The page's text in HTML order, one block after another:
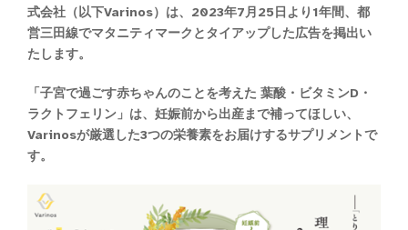
式会社（以下Varinos）は、2023年7月25日より1年間、都
営三田線でマタニティマークとタイアップした広告を掲出い
たします。
「子宮で過ごす赤ちゃんのことを考えた 葉酸・ビタミンD・
ラクトフェリン」は、妊娠前から出産まで補ってほしい、
Varinosが厳選した3つの栄養素をお届けするサプリメントで
す。